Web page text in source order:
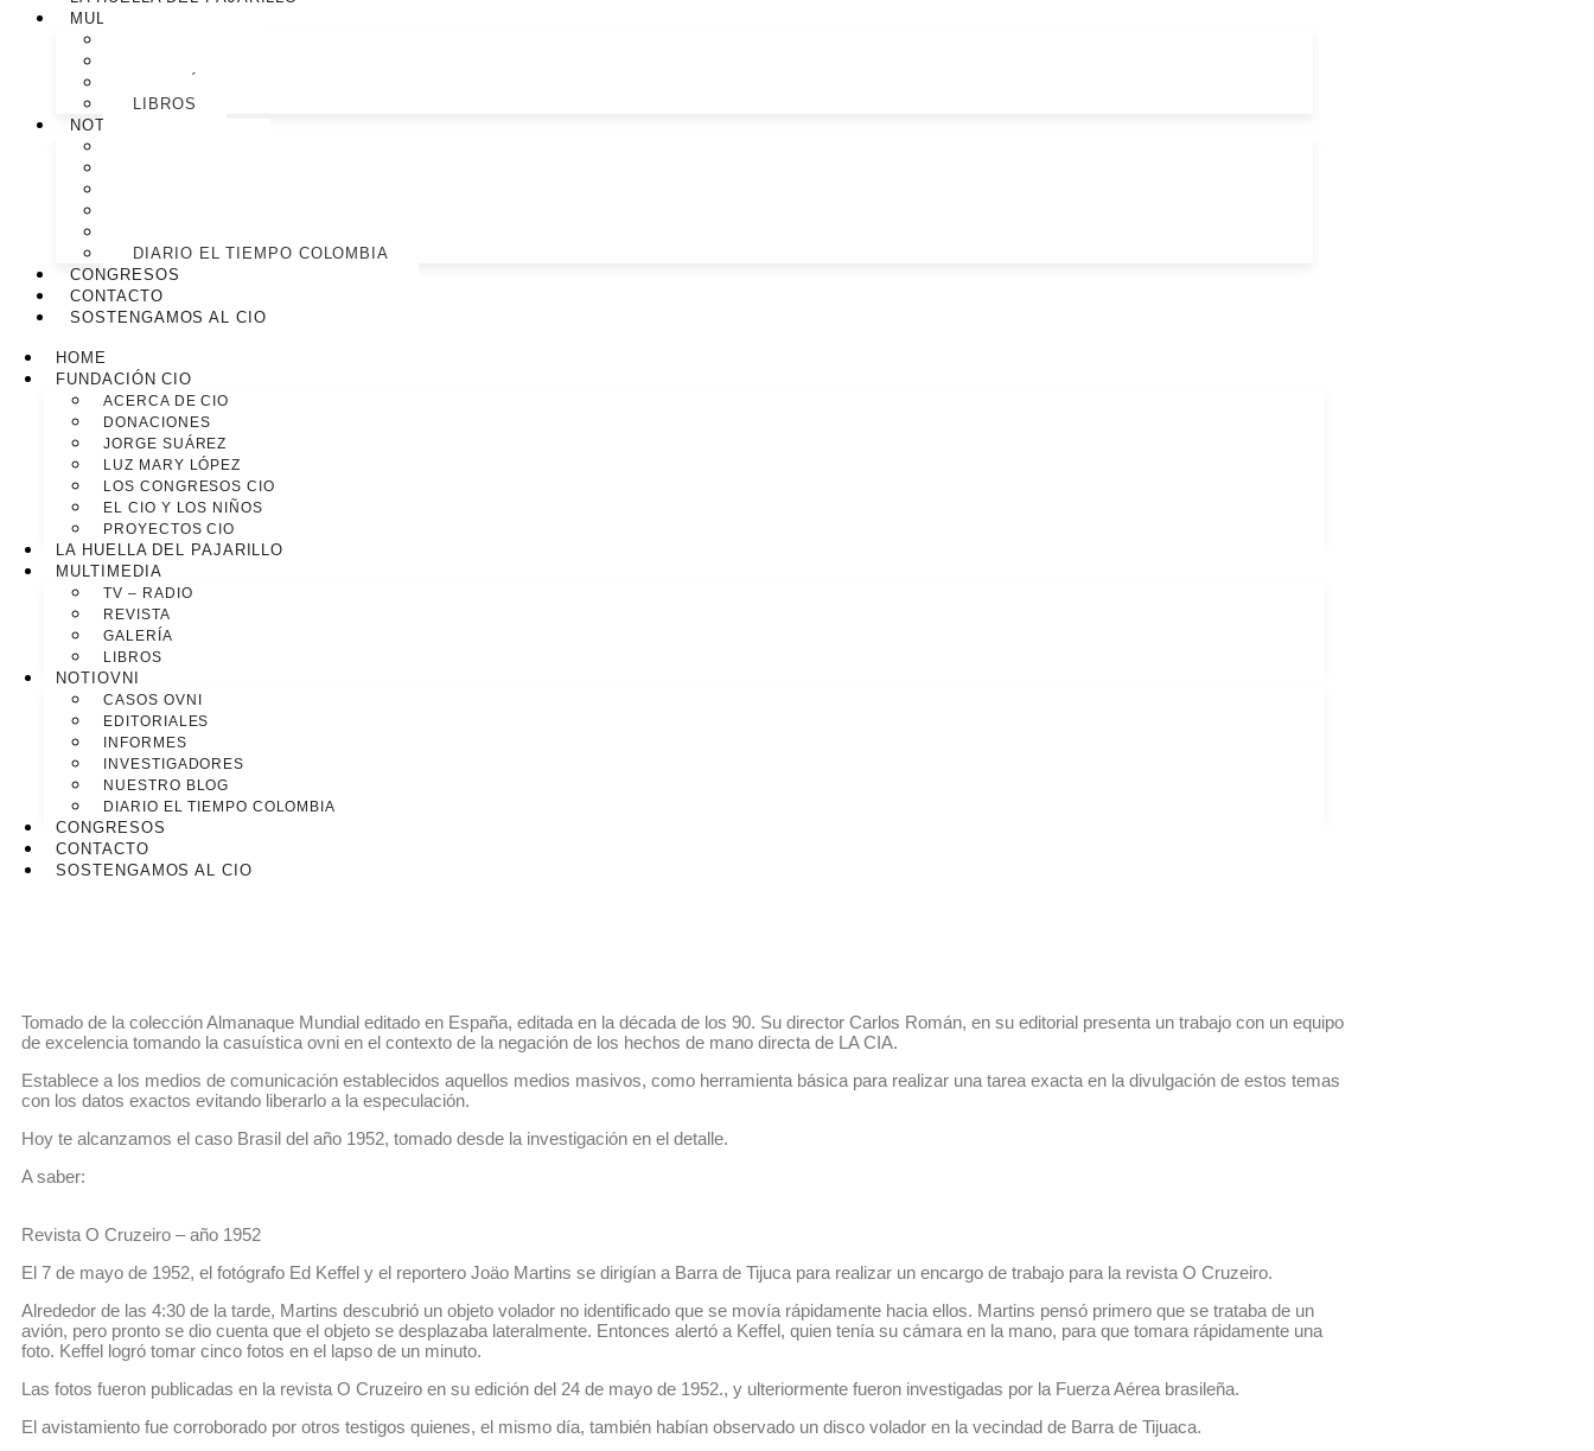
MULTIMEDIA
LIBROS
NOTIOVNI
DIARIO EL TIEMPO COLOMBIA
CONGRESOS
CONTACTO
SOSTENGAMOS AL CIO
HOME
FUNDACIÓN CIO
ACERCA DE CIO
DONACIONES
JORGE SUÁREZ
LUZ MARY LÓPEZ
LOS CONGRESOS CIO
EL CIO Y LOS NIÑOS
PROYECTOS CIO
LA HUELLA DEL PAJARILLO
MULTIMEDIA
TV – RADIO
REVISTA
GALERÍA
LIBROS
NOTIOVNI
CASOS OVNI
EDITORIALES
INFORMES
INVESTIGADORES
NUESTRO BLOG
DIARIO EL TIEMPO COLOMBIA
CONGRESOS
CONTACTO
SOSTENGAMOS AL CIO
Tomado de la colección Almanaque Mundial editado en España, editada en la década de los 90. Su director Carlos Román, en su editorial presenta un trabajo con un equipo
de excelencia tomando la casuística ovni en el contexto de la negación de los hechos de mano directa de LA CIA.
Establece a los medios de comunicación establecidos aquellos medios masivos, como herramienta básica para realizar una tarea exacta en la divulgación de estos temas
con los datos exactos evitando liberarlo a la especulación.
Hoy te alcanzamos el caso Brasil del año 1952, tomado desde la investigación en el detalle.
A saber:
Revista O Cruzeiro – año 1952
El 7 de mayo de 1952, el fotógrafo Ed Keffel y el reportero Joäo Martins se dirigían a Barra de Tijuca para realizar un encargo de trabajo para la revista O Cruzeiro.
Alrededor de las 4:30 de la tarde, Martins descubrió un objeto volador no identificado que se movía rápidamente hacia ellos. Martins pensó primero que se trataba de un
avión, pero pronto se dio cuenta que el objeto se desplazaba lateralmente. Entonces alertó a Keffel, quien tenía su cámara en la mano, para que tomara rápidamente una
foto. Keffel logró tomar cinco fotos en el lapso de un minuto.
Las fotos fueron publicadas en la revista O Cruzeiro en su edición del 24 de mayo de 1952., y ulteriormente fueron investigadas por la Fuerza Aérea brasileña.
El avistamiento fue corroborado por otros testigos quienes, el mismo día, también habían observado un disco volador en la vecindad de Barra de Tijuaca.